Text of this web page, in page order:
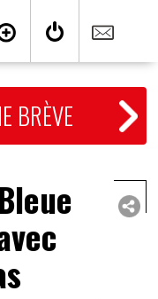
BRÈVE